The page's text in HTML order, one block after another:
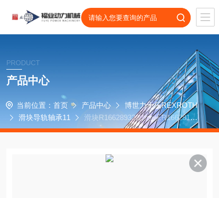
PRODUCT
产品中心
当前位置： 首页 产品中心
博世力士乐REXROTH
滑块导轨轴承11
滑块R166289320力士乐R16628142
0斯来福临Basi工具磨床轴承